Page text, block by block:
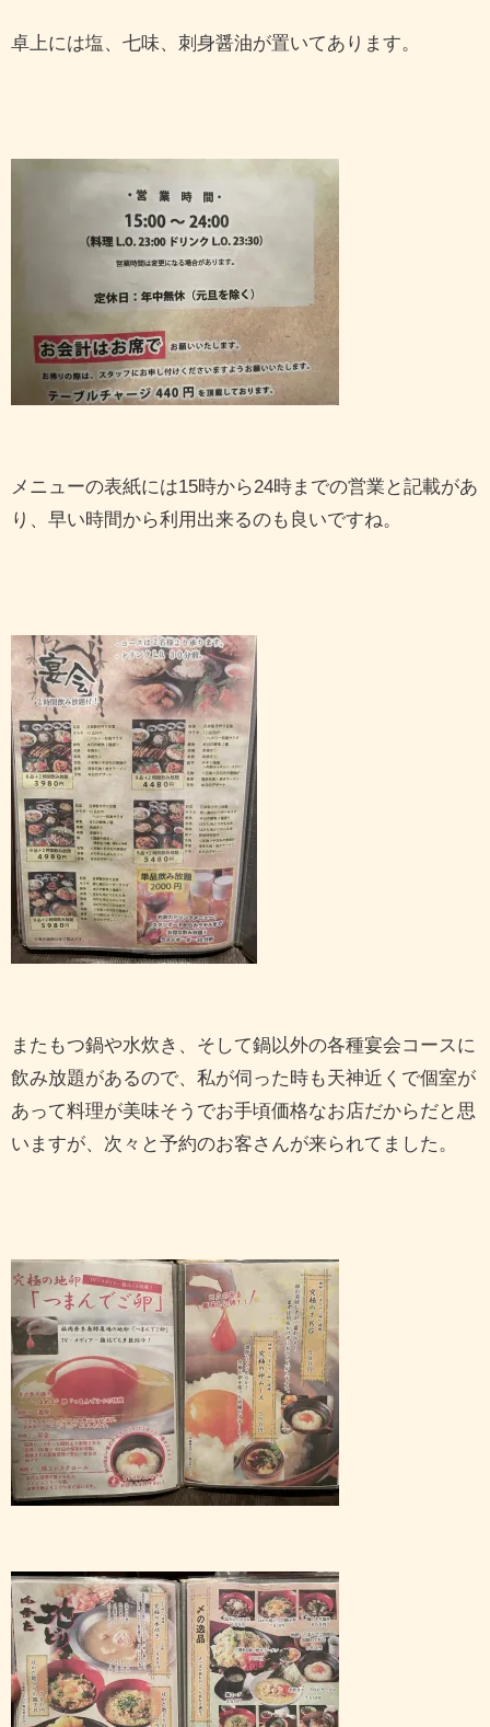
卓上には塩、七味、刺身醤油が置いてあります。
メニューの表紙には15時から24時までの営業と記載があ
り、早い時間から利用出来るのも良いですね。
またもつ鍋や水炊き、そして鍋以外の各種宴会コースに
飲み放題があるので、私が伺った時も天神近くで個室が
あって料理が美味そうでお手頃価格なお店だからだと思
いますが、次々と予約のお客さんが来られてました。